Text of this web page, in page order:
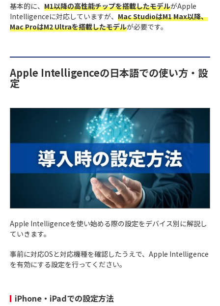
基本的に、 M1以降の高性能チップを搭載したモデルがApple
Intelligenceに対応していますが、 Mac StudioはM1 Max以降、
Mac ProはM2 Ultraを搭載したモデルが必要です。
Apple Intelligenceの日本語での使い方・設
定
Apple Intelligenceを使い始める際の設定をデバイス別に解説し
ていきます。
事前に対応OSと対応機種を確認したうえで、Apple Intelligence
を有効にする設定を行ってください。
iPhone・iPadでの設定方法